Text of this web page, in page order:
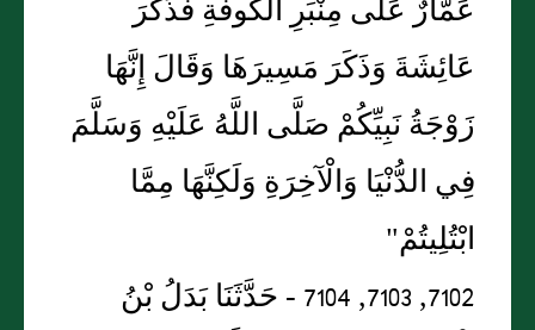
عَمَّارٌ عَلَى مِنْبَرِ الْكُوفَةِ فَذَكَرَ
عَائِشَةَ وَذَكَرَ مَسِيرَهَا وَقَالَ إِنَّهَا
زَوْجَةُ نَبِيِّكُمْ صَلَّى اللَّهُ عَلَيْهِ وَسَلَّمَ
فِي الدُّنْيَا وَالْآخِرَةِ وَلَكِنَّهَا مِمَّا
ابْتُلِيتُمْ"
7102, 7103, 7104 - حَدَّثَنَا بَدَلُ بْنُ